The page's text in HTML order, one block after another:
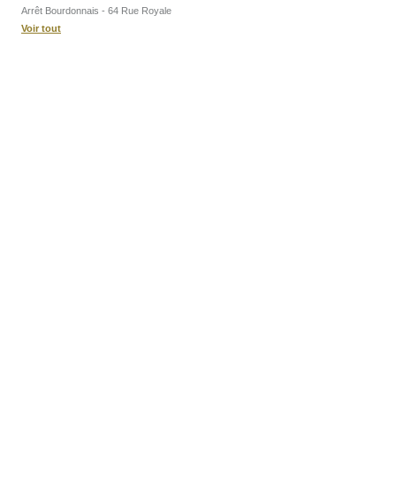
Arrêt Bourdonnais - 64 Rue Royale
Voir tout